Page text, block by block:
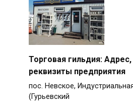
Торговая гильдия:
реквизиты предприятия
пос. Невское,
(Гурьевский